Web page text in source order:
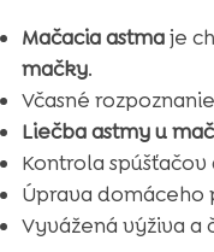
Mačacia astmaje
mačky.
Včasné
Liečba astmy u
Kontrola spúšťačov
Úprava domáceho
Vyvážená výživa